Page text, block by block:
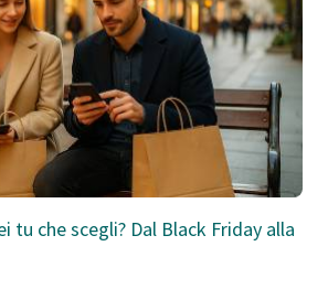
tu che scegli? Dal Black Friday alla